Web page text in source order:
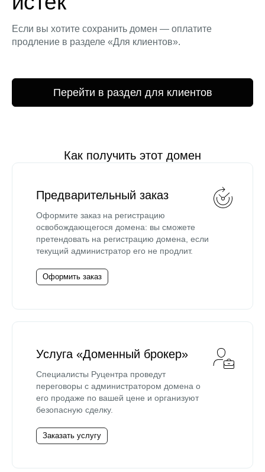
Если вы хотите сохранить домен — оплатите
продление в разделе «Для клиентов».
Перейти в раздел для клиентов
Как получить этот домен
Предварительный заказ
Оформите заказ на регистрацию
освобождающегося домена: вы сможете
претендовать на регистрацию домена, если
текущий администратор его не продлит.
Оформить заказ
Услуга «Доменный брокер»
Специалисты Руцентра проведут
переговоры с администратором домена о
его продаже по вашей цене и организуют
безопасную сделку.
Заказать услугу